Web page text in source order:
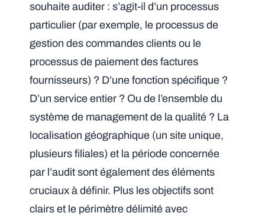
souhaite auditer : s’agit-il d’un processus
particulier (par exemple, le processus de
gestion des commandes clients ou le
processus de paiement des factures
fournisseurs) ? D’une fonction spécifique ?
D’un service entier ? Ou de l’ensemble du
système de management de la qualité ? La
localisation géographique (un site unique,
plusieurs filiales) et la période concernée
par l’audit sont également des éléments
cruciaux à définir. Plus les objectifs sont
clairs et le périmètre délimité avec